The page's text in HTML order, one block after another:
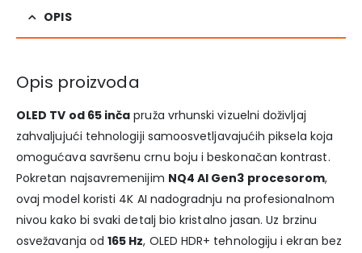
OPIS
Opis proizvoda
OLED TV od 65 inča pruža vrhunski vizuelni doživljaj
zahvaljujući tehnologiji samoosvetljavajućih piksela koja
omogućava savršenu crnu boju i beskonačan kontrast.
Pokretan najsavremenijim NQ4 AI Gen3 procesorom,
ovaj model koristi 4K AI nadogradnju na profesionalnom
nivou kako bi svaki detalj bio kristalno jasan. Uz brzinu
osvežavanja od165 Hz, OLED HDR+ tehnologiju i ekran bez